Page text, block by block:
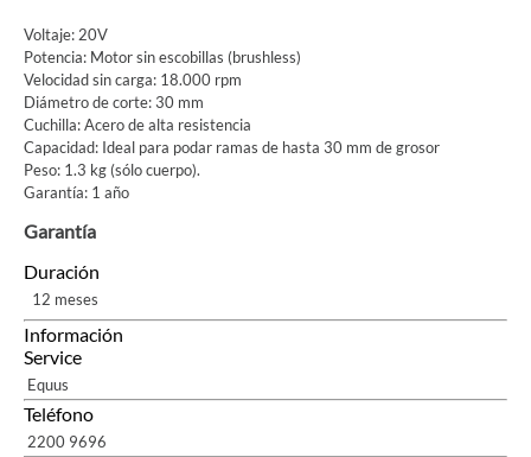
Voltaje: 20V
Potencia: Motor sin escobillas (brushless)
Velocidad sin carga: 18.000 rpm
Diámetro de corte: 30 mm
Cuchilla: Acero de alta resistencia
Capacidad: Ideal para podar ramas de hasta 30 mm de grosor
Peso: 1.3 kg (sólo cuerpo).
Garantía: 1 año
Garantía
Duración
12 meses
Información
Service
Equus
Teléfono
2200 9696